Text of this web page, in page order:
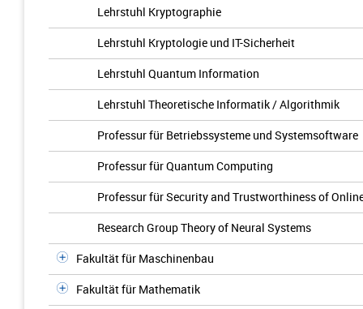
Lehrstuhl Kryptographie
Lehrstuhl Kryptologie und IT-Sicherheit
Lehrstuhl Quantum Information
Lehrstuhl Theoretische Informatik / Algorithmik
Professur für Betriebssysteme und Systemsoftware
Professur für Quantum Computing
Professur für Security and Trustworthiness of
Research Group Theory of Neural Systems
Fakultät für Maschinenbau
Fakultät für Mathematik